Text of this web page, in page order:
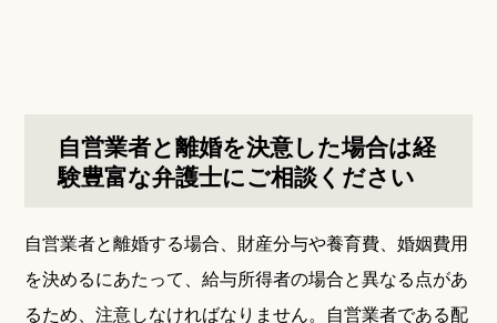
自営業者と離婚を決意した場合は経
験豊富な弁護士にご相談ください
自営業者と離婚する場合、財産分与や養育費、婚姻費用
を決めるにあたって、給与所得者の場合と異なる点があ
るため、注意しなければなりません。自営業者である配